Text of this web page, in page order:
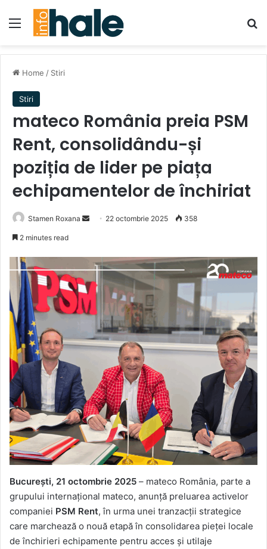
Menu
Home / Stiri
Stiri
mateco România preia PSM
Rent, consolidându-și
poziția de lider pe piața
echipamentelor de închiriat
Stamen Roxana
Send 22 octombrie 2025 358
2 minutes read
București, 21 octombrie 2025 – mateco România, parte a
grupului internațional mateco, anunță preluarea activelor
companiei PSM Rent, în urma unei tranzacții strategice
care marchează o nouă etapă în consolidarea pieței locale
de închirieri echipamente pentru acces și utilaje